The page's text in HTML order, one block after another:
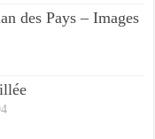
des Pays – Images